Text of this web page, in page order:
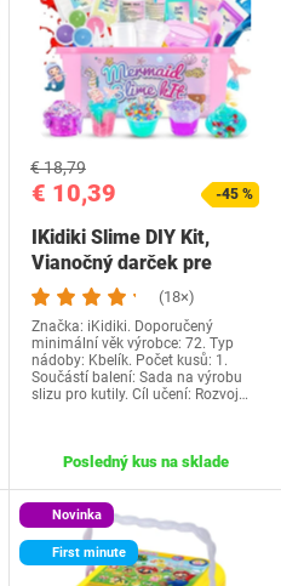
€ 10,39
€ 18,79
-45 %
IKidiki Slime DIY Kit,
Vianočný darček pre
dievčatá vo veku…
(18×)
Značka: iKidiki. Doporučený
minimální věk výrobce: 72. Typ
nádoby: Kbelík. Počet kusů: 1.
Součástí balení: Sada na výrobu
slizu pro kutily. Cíl učení: Rozvoj…
Posledný kus na sklade
Novinka
First minute